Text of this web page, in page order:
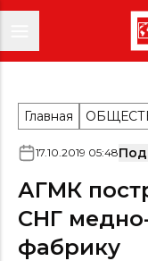
Главная
17.10.2019 05:48
АГМК
СНГ
фабрику